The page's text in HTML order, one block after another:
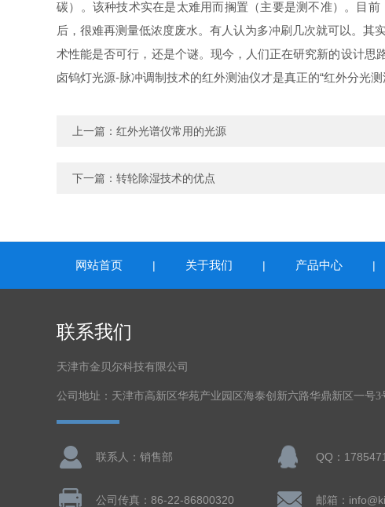
碳）。该种技术实在是太难用而搁置（主要是测不准）。目
后，很难再测量低浓度废水。有人认为多冲刷几次就可以。
术性能是否可行，还是个谜。现今，人们正在研究新的设计思
卤钨灯光源-脉冲调制技术的红外测油仪才是真正的“红外分光测
上一篇： 红外光谱仪常用的光源
下一篇： 转轮除湿技术的优点
网站首页 | 关于我们 | 产品中心 |
联系我们
天津市金贝尔科技有限公司
公司地址：天津市高新区华苑产业园区海泰创新六路华鼎新区一号
联系人：销售部 QQ：
公司传真：86-22-86800320 邮箱：